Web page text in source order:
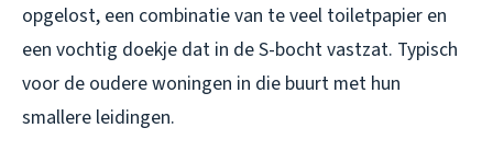
opgelost, een combinatie van te veel toiletpapier en
een vochtig doekje dat in de S-bocht vastzat. Typisch
voor de oudere woningen in die buurt met hun
smallere leidingen.